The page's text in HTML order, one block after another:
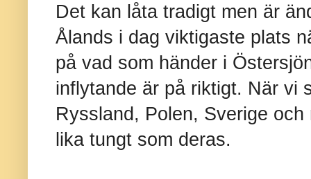
Det kan låta tradigt men är
Ålands i dag viktigaste plats
på vad som händer i
inflytande är på riktigt. När vi
Ryssland, Polen, Sverige
lika tungt som deras.